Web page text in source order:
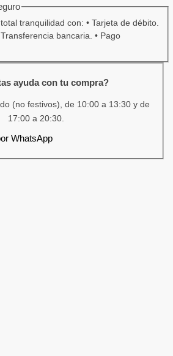
ayuda con tu compra?
(no festivos), de 10:00 a 13:30 y de
17:00 a 20:30.
WhatsApp